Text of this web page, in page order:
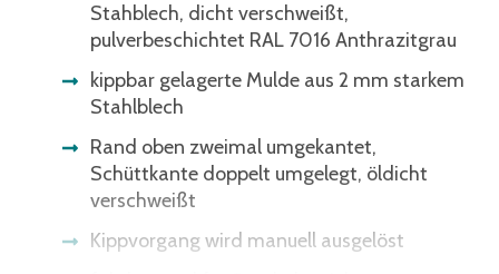
Stahblech, dicht verschweißt,
pulverbeschichtet RAL 7016 Anthrazitgrau
kippbar gelagerte Mulde aus 2 mm starkem
Stahlblech
Rand oben zweimal umgekantet,
Schüttkante doppelt umgelegt, öldicht
verschweißt
Kippvorgang wird manuell ausgelöst